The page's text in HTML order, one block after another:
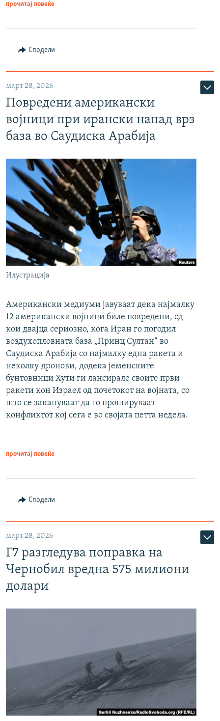
прочитај повеќе
Сподели
март 28, 2026
Повредени американски
војници при ирански напад врз
база во Саудиска Арабија
Илустрација
Американски медиуми јавуваат дека најмалку
12 американски војници биле повредени, од
кои двајца сериозно, кога Иран го погодил
воздухопловната база „Принц Султан“ во
Саудиска Арабија со најмалку една ракета и
неколку дронови, додека јеменските
бунтовници Хути ги лансирале своите први
ракети кон Израел од почетокот на војната, со
што се закануваат да го прошируваат
конфликтот кој сега е во својата петта недела.
прочитај повеќе
Сподели
март 28, 2026
Г7 разгледува поправка на
Чернобил вредна 575 милиони
долари